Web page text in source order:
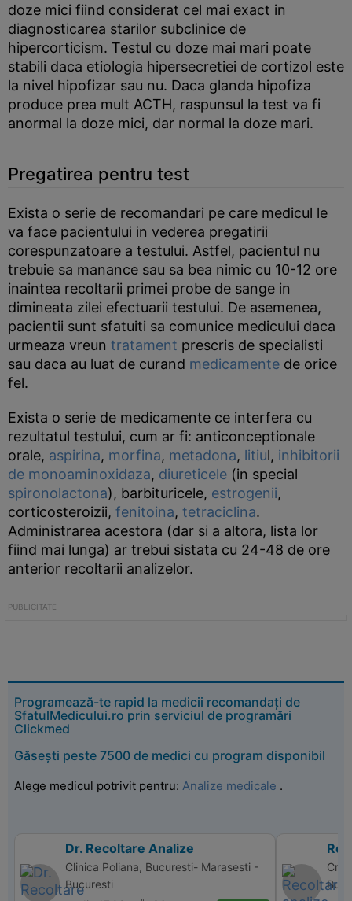
doze mici fiind considerat cel mai exact in
diagnosticarea starilor subclinice de
hipercorticism. Testul cu doze mai mari poate
stabili daca etiologia hipersecretiei de cortizol este
la nivel hipofizar sau nu. Daca glanda hipofiza
produce prea mult ACTH, raspunsul la test va fi
anormal la doze mici, dar normal la doze mari.
Pregatirea pentru test
Exista o serie de recomandari pe care medicul le
va face pacientului in vederea pregatirii
corespunzatoare a testului. Astfel, pacientul nu
trebuie sa manance sau sa bea nimic cu 10-12 ore
inaintea recoltarii primei probe de sange in
dimineata zilei efectuarii testului. De asemenea,
pacientii sunt sfatuiti sa comunice medicului daca
urmeaza vreun tratament prescris de specialisti
sau daca au luat de curand medicamente de orice
fel.
Exista o serie de medicamente ce interfera cu
rezultatul testului, cum ar fi: anticonceptionale
orale, aspirina, morfina, metadona, litiul, inhibitorii
de monoaminoxidaza, diureticele (in special
spironolactona), barbituricele, estrogenii,
corticosteroizii, fenitoina, tetraciclina.
Administrarea acestora (dar si a altora, lista lor
fiind mai lunga) ar trebui sistata cu 24-48 de ore
anterior recoltarii analizelor.
Programează-te rapid la medicii recomandați de
SfatulMedicului.ro prin serviciul de programări
Clickmed
Găsești peste 7500 de medici cu program disponibil
Alege medicul potrivit pentru: Analize medicale .
Dr. Recoltare Analize
Clinica Poliana, Bucuresti- Marasesti -
Bucuresti
Cris